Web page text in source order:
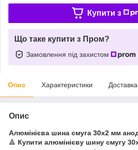
Купити з
Що таке купити з Пром?
Замовлення під захистом
Опис Характеристики Доставка
Опис
Алюмінієва шина смуга 30х2 мм
🔺 Купити алюмінієву шину смугу